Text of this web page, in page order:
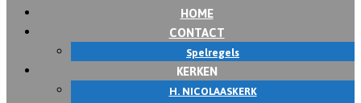
HOME
CONTACT
Spelregels
KERKEN
H. NICOLAASKERK